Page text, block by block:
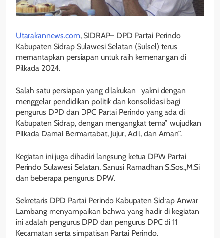
Utarakannews.com, SIDRAP– DPD Partai Perindo
Kabupaten Sidrap Sulawesi Selatan (Sulsel) terus
memantapkan persiapan untuk raih kemenangan di
Pilkada 2024.
Salah satu persiapan yang dilakukan yakni dengan
menggelar pendidikan politik dan konsolidasi bagi
pengurus DPD dan DPC Partai Perindo yang ada di
Kabupaten Sidrap, dengan mengangkat tema” wujudkan
Pilkada Damai Bermartabat, Jujur, Adil, dan Aman”.
Kegiatan ini juga dihadiri langsung ketua DPW Partai
Perindo Sulawesi Selatan, Sanusi Ramadhan S.Sos.,M.Si
dan beberapa pengurus DPW.
Sekretaris DPD Partai Perindo Kabupaten Sidrap Anwar
Lambang menyampaikan bahwa yang hadir di kegiatan
ini adalah pengurus DPD dan pengurus DPC di 11
Kecamatan serta simpatisan Partai Perindo.